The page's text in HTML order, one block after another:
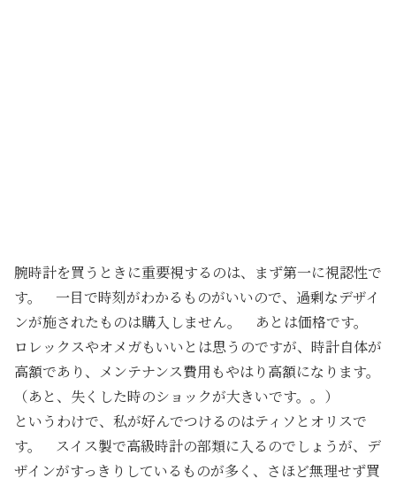
腕時計を買うときに重要視するのは、まず第一に視認性で
す。 一目で時刻がわかるものがいいので、過剰なデザイ
ンが施されたものは購入しません。 あとは価格です。
ロレックスやオメガもいいとは思うのですが、時計自体が
高額であり、メンテナンス費用もやはり高額になります。
（あと、失くした時のショックが大きいです。。）
というわけで、私が好んでつけるのはティソとオリスで
す。 スイス製で高級時計の部類に入るのでしょうが、デ
ザインがすっきりしているものが多く、さほど無理せず買